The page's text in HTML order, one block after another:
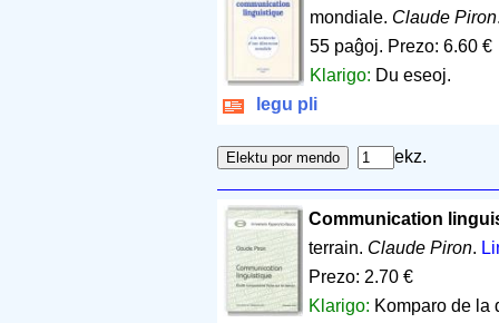
mondiale. Claude Piron
55 paĝoj. Prezo: 6.60 €
Klarigo: Du eseoj.
legu pli
ekz.
Communication
terrain. Claude Piron.
Prezo: 2.70 €
Klarigo: Komparo de la